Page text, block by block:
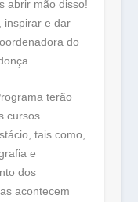
abrir mão disso!
inspirar e dar
do
terão
cursos
tais como,
e
dos
acontecem